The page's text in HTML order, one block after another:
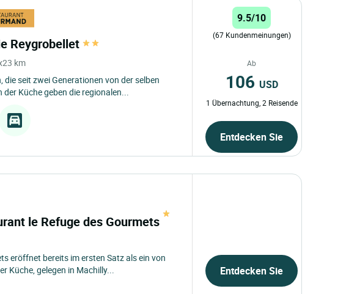
Reygrobellet
23 km
seit zwei Generationen von der selben
Küche geben die regionalen...
9.5/10
(67 Kundenmeinungen)
Ab
106 USD
1 Übernachtung, 2 Reisende
Entdecken Sie
le Refuge des Gourmets
eröffnet bereits im ersten Satz als ein von
Küche, gelegen in Machilly...
Entdecken Sie